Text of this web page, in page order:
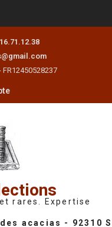
FR12450528237
rares. Expertise